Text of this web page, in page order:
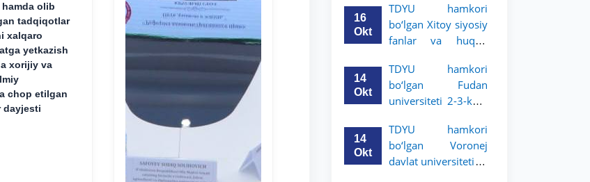
olib
tadqiqotlar
xalqaro
yetkazish
xorijiy va
chop etilgan
dayjesti
akademik mobillik
dasturini e’lon qildi
16
Okt
TDYU hamkori
bo‘lgan Xitoy siyosiy
fanlar va huquq
talabalari uchun
akademik mobillik
dasturini e’lon qildi
14
Okt
TDYU hamkori
bo‘lgan Fudan
universiteti 2-3-kurs
akademik mobillik
dasturini e’lon qildi
14
Okt
TDYU hamkori
bo‘lgan Voronej
davlat universiteti 2-